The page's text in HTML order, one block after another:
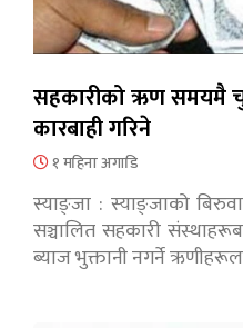
सहकारीको ऋण समयमै
कारबाही गरिने
१ महिना अगाडि
स्याङ्जा : स्याङ्जाको
सञ्चालित सहकारी
ब्याज भुक्तानी नगर्ने